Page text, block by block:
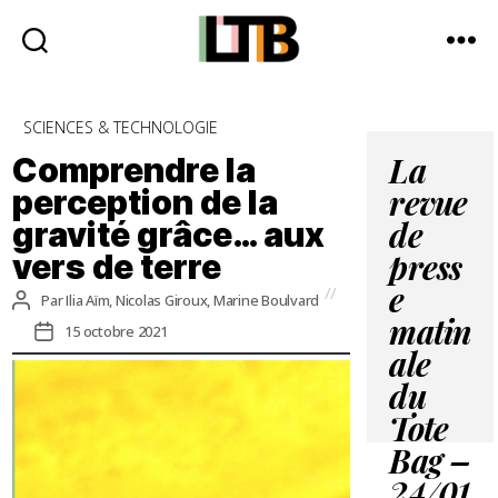
-
Média
d'information
quotidienne
Catégories
SCIENCES & TECHNOLOGIE
Comprendre la
perception de la
gravité grâce… aux
vers de terre
Auteur
de
l’article
ParIlia Aïm, Nicolas Giroux, Marine Boulvard
Date
de
15 octobre 2021
La
revue
de
press
e
matin
ale
du
Tote
Bag –